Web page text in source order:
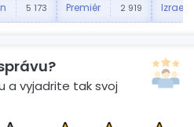
5 173 Premiér 2 919 Izrael
a vyjadrite tak svoj